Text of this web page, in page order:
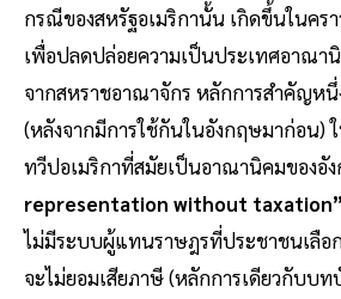
กรณีของสหรัฐอเมริกานั้น เกิดขึ้นในคร
เพื่อปลดปล่อยความเป็นประเทศอาณา
จากสหราชอาณาจักร หลักการสำคัญห
(หลังจากมีการใช้กันในอังกฤษมาก่อน)
ทวีปอเมริกาที่สมัยเป็นอาณานิคมของอั
representation without taxation”
ไม่มีระบบผู้แทนราษฎรที่ประชาชนเลือ
จะไม่ยอมเสียภาษี (หลักการเดียวกับบ